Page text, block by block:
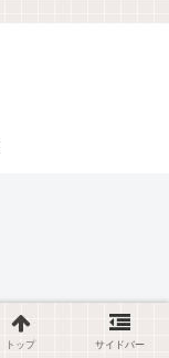
トップ サイドバー